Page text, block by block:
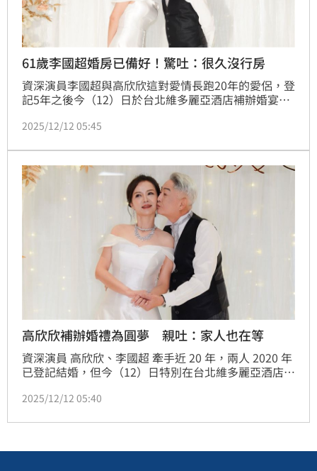
61歲李國超婚房已備好！驚吐：很久沒行房
資深演員李國超與高欣欣這對愛情長跑20年的愛侶，登
記5年之後今（12）日於台北維多麗亞酒店補辦婚宴，
李國超先是開心表示家人、小孩都來參加，沒想到話鋒
忍不住吐槽：「他真的什麼話都可以講！」趙浩雲
2025/12/12 05:45
高欣欣補辦婚禮為圓夢 親吐：家人也在等
資深演員 高欣欣、李國超 牽手近 20 年，兩人 2020 年
已登記結婚，但今（12）日特別在台北維多麗亞酒店補
鬧。高欣欣坦言，這場婚宴其實是她想要辦的。高欣欣
2025/12/12 05:40